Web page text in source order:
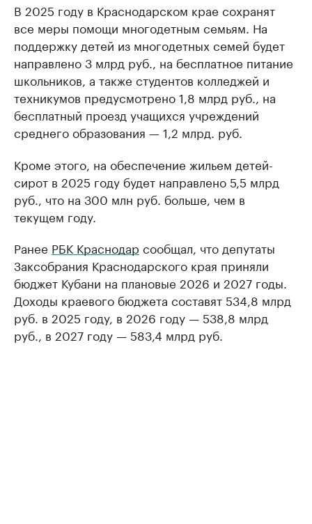
В 2025 году в Краснодарском крае сохранят
все меры помощи многодетным семьям. На
поддержку детей из многодетных семей будет
направлено 3 млрд руб., на бесплатное питание
школьников, а также студентов колледжей и
техникумов предусмотрено 1,8 млрд руб., на
бесплатный проезд учащихся учреждений
среднего образования — 1,2 млрд. руб.
Кроме этого, на обеспечение жильем детей-
сирот в 2025 году будет направлено 5,5 млрд
руб., что на 300 млн руб. больше, чем в
текущем году.
Ранее РБК Краснодар сообщал, что депутаты
Заксобрания Краснодарского края приняли
бюджет Кубани на плановые 2026 и 2027 годы.
Доходы краевого бюджета составят 534,8 млрд
руб. в 2025 году, в 2026 году — 538,8 млрд
руб., в 2027 году — 583,4 млрд руб.